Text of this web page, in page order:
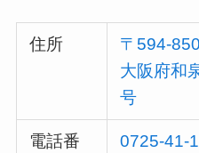
住所
〒594-
大阪府和
号
電話番 0725-41-